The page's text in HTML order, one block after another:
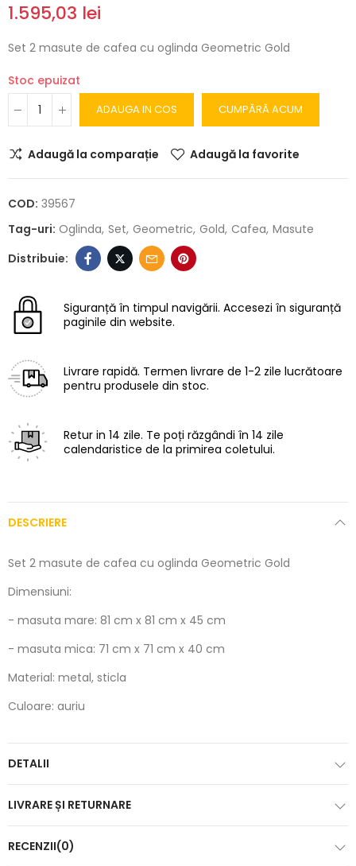
1.595,03 lei
Set 2 masute de cafea cu oglinda Geometric Gold
Stoc epuizat
ADAUGA IN COS CUMPĂRĂ ACUM
Adaugă la comparație Adaugă la favorite
COD: 39567
Tag-uri: Oglinda Set Geometric Gold Cafea Masute
Siguranță în timpul navigării. Accesezi în siguranță
paginile din website.
Livrare rapidă. Termen livrare de 1-2 zile lucrătoare
pentru produsele din stoc.
Retur in 14 zile. Te poți răzgândi în 14 zile
calendaristice de la primirea coletului.
DESCRIERE
Set 2 masute de cafea cu oglinda Geometric Gold
Dimensiuni:
- masuta mare: 81 cm x 81 cm x 45 cm
- masuta mica: 71 cm x 71 cm x 40 cm
Material: metal, sticla
Culoare: auriu
DETALII
LIVRARE ȘI RETURNARE
RECENZII(0)